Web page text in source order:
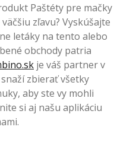
Paštéty pre mačky
zľavu? Vyskúšajte
letáky na tento alebo
obchody patria
je váš partner v
zbierať všetky
aby ste vy mohli
si aj našu aplikáciu